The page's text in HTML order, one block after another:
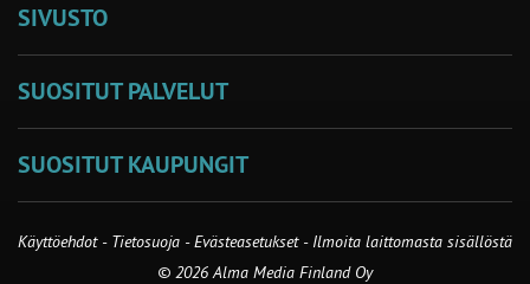
SIVUSTO
SUOSITUT PALVELUT
SUOSITUT KAUPUNGIT
Käyttöehdot - Tietosuoja -Evästeasetukset- Ilmoita laittomasta sisällöstä
© 2026 Alma Media Finland Oy